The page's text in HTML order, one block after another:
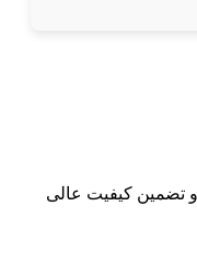
و تضمین کیفیت عالی